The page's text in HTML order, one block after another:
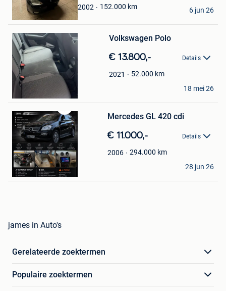
2002 152.000 km
James
Geraardsbergen
6 jun 26
in
Mijn
Favorieten
Volkswagen Polo
€ 13.800,- Details
2021 52.000 km
James Jms
Bruxelles
18 mei 26
Bewaren
in
Mijn
Favorieten
Mercedes GL 420 cdi
€ 11.000,- Details
2006 294.000 km
Talbaux James
Quevy-Le-Petit
28 jun 26
james in Auto's
Gerelateerde zoektermen
Populaire zoektermen